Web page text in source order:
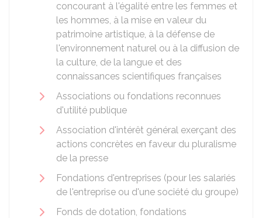
concourant à l'égalité entre les femmes et
les hommes, à la mise en valeur du
patrimoine artistique, à la défense de
l'environnement naturel ou à la diffusion de
la culture, de la langue et des
connaissances scientifiques françaises
Associations ou fondations reconnues
d'utilité publique
Association d'intérêt général exerçant des
actions concrètes en faveur du pluralisme
de la presse
Fondations d'entreprises (pour les salariés
de l'entreprise ou d'une société du groupe)
Fonds de dotation, fondations